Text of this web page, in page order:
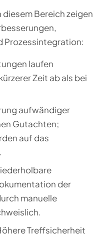
Bereich zeigen
Prozessintegration:
laufen
Zeit ab als bei
aufwändiger
Gutachten;
auf das
der
manuelle
Treffsicherheit